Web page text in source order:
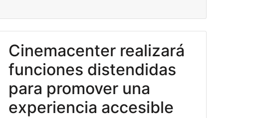
Cinemacenter realizará
funciones distendidas
para promover una
experiencia accesible